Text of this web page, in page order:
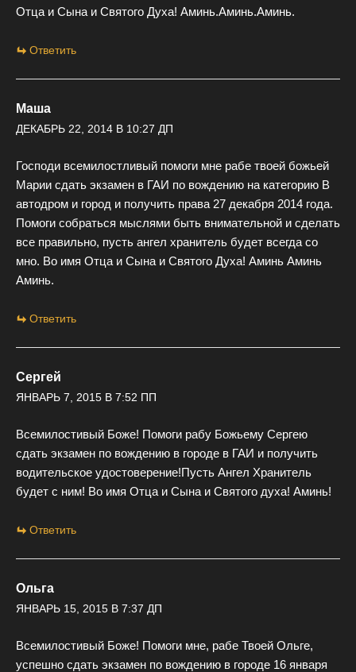
Отца и Сына и Святого Духа! Аминь.Аминь.Аминь.
Ответить
Маша
ДЕКАБРЬ 22, 2014 В 10:27 ДП
Господи всемилостливый помоги мне рабе твоей божьей
Марии сдать экзамен в ГАИ по вождению на категорию В
автодром и город и получить права 27 декабря 2014 года.
Помоги собраться мыслями быть внимательной и сделать
все правильно, пусть ангел хранитель будет всегда со
мно. Во имя Отца и Сына и Святого Духа! Аминь Аминь
Аминь.
Ответить
Сергей
ЯНВАРЬ 7, 2015 В 7:52 ПП
Всемилостивый Боже! Помоги рабу Божьему Сергею
сдать экзамен по вождению в городе в ГАИ и получить
водительское удостоверение!Пусть Ангел Хранитель
будет с ним! Во имя Отца и Сына и Святого духа! Аминь!
Ответить
Ольга
ЯНВАРЬ 15, 2015 В 7:37 ДП
Всемилостивый Боже! Помоги мне, рабе Твоей Ольге,
успешно сдать экзамен по вождению в городе 16 января